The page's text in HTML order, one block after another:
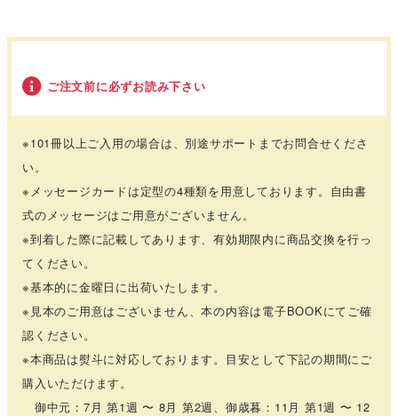
ご注文前に必ずお読み下さい
※101冊以上ご入用の場合は、別途サポートまでお問合せくださ
い。
※メッセージカードは定型の4種類を用意しております。自由書
式のメッセージはご用意がございません。
※到着した際に記載してあります、有効期限内に商品交換を行っ
てください。
※基本的に金曜日に出荷いたします。
※見本のご用意はございません、本の内容は電子BOOKにてご確
認ください。
※本商品は熨斗に対応しております。目安として下記の期間にご
購入いただけます。
御中元：7月 第1週 〜 8月 第2週、御歳暮：11月 第1週 〜 12